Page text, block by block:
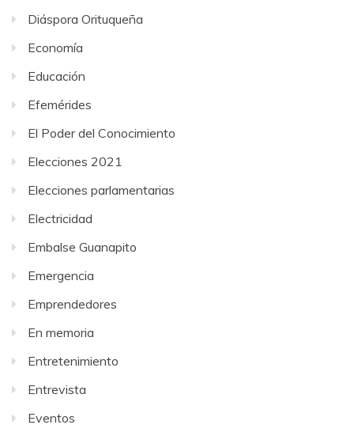
Diáspora Orituqueña
Economía
Educación
Efemérides
El Poder del Conocimiento
Elecciones 2021
Elecciones parlamentarias
Electricidad
Embalse Guanapito
Emergencia
Emprendedores
En memoria
Entretenimiento
Entrevista
Eventos